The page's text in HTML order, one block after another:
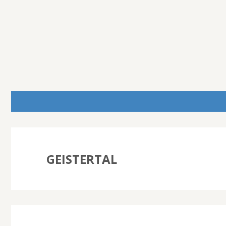
GEISTERTAL